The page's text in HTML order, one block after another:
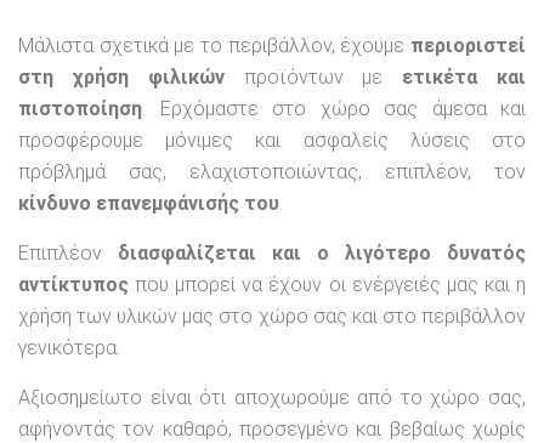
Μάλιστα σχετικά με το περιβάλλον, έχουμε περιοριστεί
στη χρήση φιλικώνπροϊόντων με ετικέτα και
πιστοποίηση. Ερχόμαστε στο χώρο σας άμεσα και
προσφέρουμε μόνιμες και ασφαλείς λύσεις στο
πρόβλημά σας, ελαχιστοποιώντας, επιπλέον, τον
κίνδυνο επανεμφάνισής του.
Επιπλέον διασφαλίζεται και ο λιγότερο δυνατός
αντίκτυπος που μπορεί να έχουν οι ενέργειές μας και η
χρήση των υλικών μας στο χώρο σας και στο περιβάλλον
γενικότερα.
Αξιοσημείωτο είναι ότι αποχωρούμε από το χώρο σας,
αφήνοντάς τον καθαρό, προσεγμένο και βεβαίως χωρίς